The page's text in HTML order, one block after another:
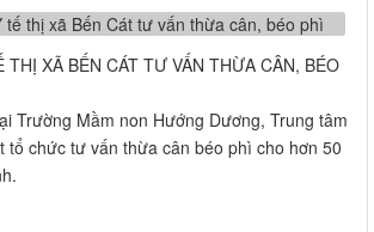
THỊ XÃ BẾN CÁT TƯ VẤN THỪA CÂN, BÉO
Trường Mầm non Hướng Dương, Trung tâm
tổ chức tư vấn thừa cân béo phì cho hơn 50